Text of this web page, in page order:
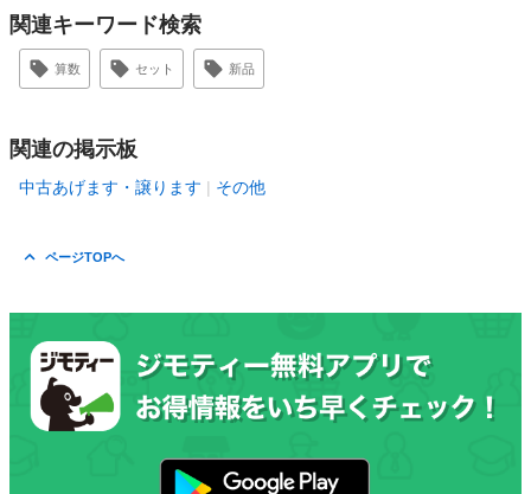
関連キーワード検索
算数 セット 新品
関連の掲示板
中古あげます・譲ります その他
ページTOPへ